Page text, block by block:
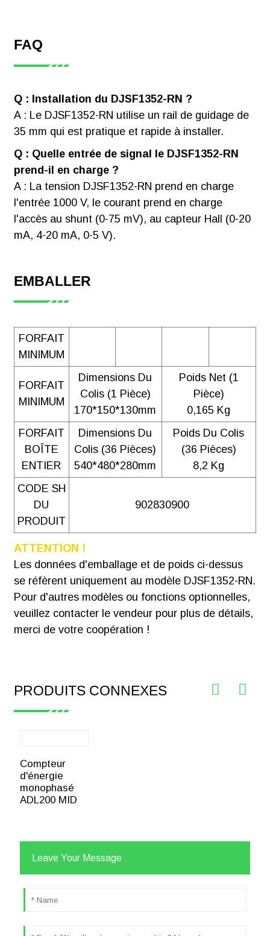
FAQ
Q : Installation du DJSF1352-RN ?
A : Le DJSF1352-RN utilise un rail de guidage de
35 mm qui est pratique et rapide à installer.
Q : Quelle entrée de signal le DJSF1352-RN
prend-il en charge ?
A : La tension DJSF1352-RN prend en charge
l'entrée 1000 V, le courant prend en charge
l'accès au shunt (0-75 mV), au capteur Hall (0-20
mA, 4-20 mA, 0-5 V).
EMBALLER
FORFAIT
MINIMUM
FORFAIT
MINIMUM
Dimensions Du
Colis (1 Pièce)
170*150*130mm
Poids Net (1
Pièce)
0,165 Kg
FORFAIT
BOÎTE
ENTIER
Dimensions Du
Colis (36 Pièces)
540*480*280mm
Poids Du Colis
(36 Pièces)
8,2 Kg
CODE SH
DU
PRODUIT
902830900
ATTENTION !
Les données d'emballage et de poids ci-dessus
se réfèrent uniquement au modèle DJSF1352-RN.
Pour d'autres modèles ou fonctions optionnelles,
veuillez contacter le vendeur pour plus de détails,
merci de votre coopération !
PRODUITS CONNEXES
Compteur
d'énergie
monophasé
ADL200 MID
Leave Your Message